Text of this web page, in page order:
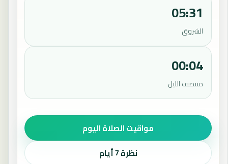
05:31
الشروق
00:04
منتصف الليل
مواقيت الصلاة اليوم
نظرة 7 أيام